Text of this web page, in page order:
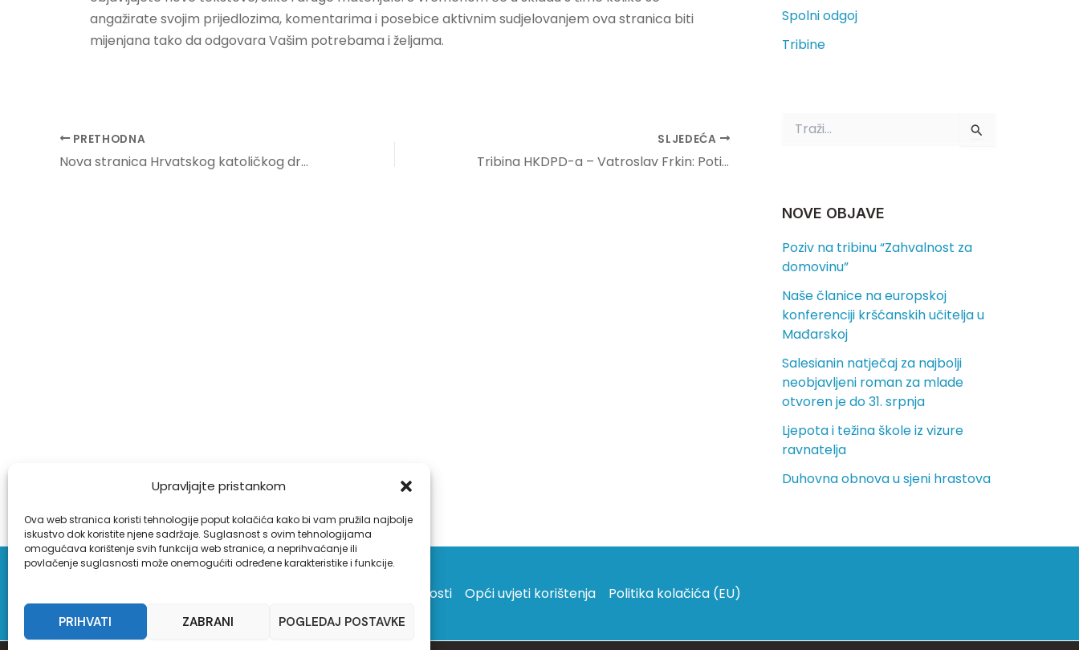
Upravljajte pristankom
Ova web stranica koristi tehnologije poput kolačića kako bi vam pružila najbolje
iskustvo dok koristite njene sadržaje. Suglasnost s ovim tehnologijama
omogućava korištenje svih funkcija web stranice, a neprihvaćanje ili
povlačenje suglasnosti može onemogućiti određene karakteristike i funkcije.
PRIHVATI ZABRANI POGLEDAJ POSTAVKE
angažirate svojim prijedlozima, komentarima i posebice aktivnim sudjelovanjem ova stranica biti
mijenjana tako da odgovara Vašim potrebama i željama.
Post
navigation
PRETHODNA
Nova stranica Hrvatskog katoličkog društva prosvjetnih djelatnika
SLJEDEĆA
Tribina HKDPD-a – Vatroslav Frkin: Poticaji za sretnu obitelj
Spolni odgoj
Tribine
NOVE OBJAVE
Poziv na tribinu “Zahvalnost za
domovinu”
Naše članice na europskoj
konferenciji kršćanskih učitelja u
Mađarskoj
Salesianin natječaj za najbolji
neobjavljeni roman za mlade
otvoren je do 31. srpnja
Ljepota i težina škole iz vizure
ravnatelja
Duhovna obnova u sjeni hrastova
Pravila privatnosti Opći uvjeti korištenja Politika kolačića (EU)